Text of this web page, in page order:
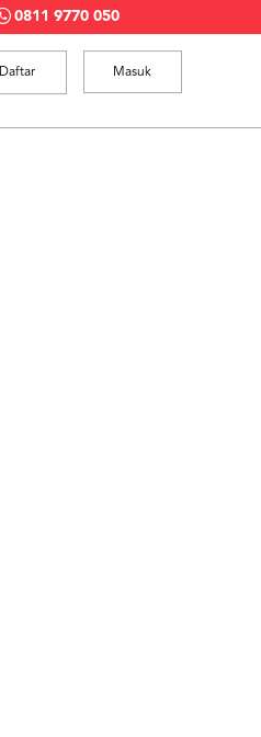
0811 9770 050
Masuk
Daftar